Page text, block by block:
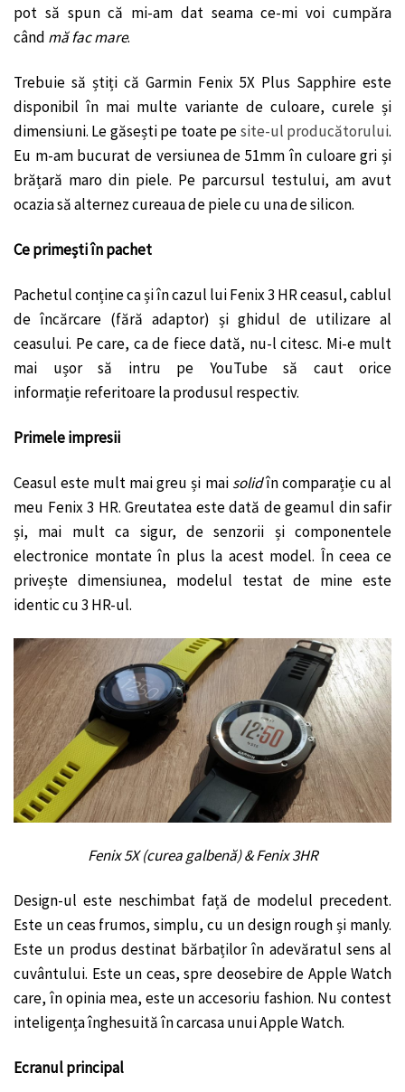
pot să spun că mi-am dat seama ce-mi voi cumpăra
când mă fac mare.
Trebuie să știți că Garmin Fenix 5X Plus Sapphire este
disponibil în mai multe variante de culoare, curele și
dimensiuni. Le găsești pe toate pesite-ul producătorului.
Eu m-am bucurat de versiunea de 51mm în culoare gri și
brățară maro din piele. Pe parcursul testului, am avut
ocazia să alternez cureaua de piele cu una de silicon.
Ce primești în pachet
Pachetul conține ca și în cazul lui Fenix 3 HR ceasul, cablul
de încărcare (fără adaptor) și ghidul de utilizare al
ceasului. Pe care, ca de fiece dată, nu-l citesc. Mi-e mult
mai ușor să intru pe YouTube să caut orice
informație referitoare la produsul respectiv.
Primele impresii
Ceasul este mult mai greu și mai solidîn comparație cu al
meu Fenix 3 HR. Greutatea este dată de geamul din safir
și, mai mult ca sigur, de senzorii și componentele
electronice montate în plus la acest model. În ceea ce
privește dimensiunea, modelul testat de mine este
identic cu 3 HR-ul.
Fenix 5X (curea galbenă) & Fenix 3HR
Design-ul este neschimbat față de modelul precedent.
Este un ceas frumos, simplu, cu un design rough și manly.
Este un produs destinat bărbaților în adevăratul sens al
cuvântului. Este un ceas, spre deosebire de Apple Watch
care, în opinia mea, este un accesoriu fashion. Nu contest
inteligența înghesuită în carcasa unui Apple Watch.
Ecranul principal